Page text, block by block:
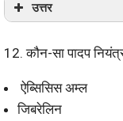
उत्तर
12. कौन-सा पादप
ऐब्सिसिस अम्ल
जिबरेलिन